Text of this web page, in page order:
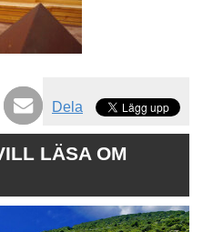
Dela
LÄSA OM